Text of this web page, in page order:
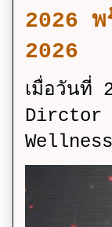
2026
2026
เมื่อวันที่
Dirctor